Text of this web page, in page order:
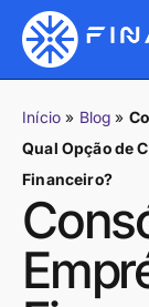
Início » Blog »
Qual Opção de
Financeiro?